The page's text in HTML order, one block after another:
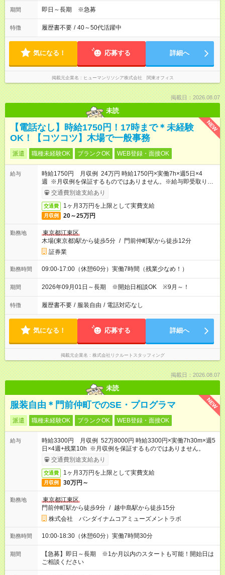
期間 即日～長期 ※急募
特徴 履歴書不要 / 40～50代活躍中
気になる！ 応募する 詳細へ
掲載元企業名 ヒューマンリソシア株式会社 関東オフィス
掲載日：2026.08.07
未読
NEW
【電話なし】時給1750円！17時まで＊未経験
OK！【コツコツ】木場で一般事務
派遣 職種未経験OK ブランクOK WEB登録・面接OK
給与
時給1750円 月収例 24万円 時給1750円×実働7h×週5日×4
週 ※月収例を保証するものではありません。※給与即受取りサ
ービス利用可（利用条件有）
交通費別途支給あり
交通費 1ヶ月3万円を上限として実費支給
月収例 20～25万円
勤務地
東京都江東区
木場(東京都)駅から徒歩5分 / 門前仲町駅から徒歩12分
証券業
勤務時間 09:00-17:00（休憩60分）実働7時間（残業少なめ！）
期間 2026年09月01日～長期 ※開始日相談OK ※9月～！
特徴 履歴書不要 / 服装自由 / 電話対応なし
気になる！ 応募する 詳細へ
掲載元企業名 株式会社リクルートスタッフィング
掲載日：2026.08.07
未読
NEW
服装自由＊門前仲町でのSE・プログラマ
派遣 職種未経験OK ブランクOK WEB登録・面接OK
給与
時給3300円 月収例 52万8000円 時給3300円×実働7h30m×週5
日×4週+残業10h ※月収例を保証するものではありません。
交通費別途支給あり
交通費 1ヶ月3万円を上限として実費支給
月収例 30万円～
勤務地
東京都江東区
門前仲町駅から徒歩9分 / 越中島駅から徒歩15分
株式会社 バンダイナムコアミューズメントラボ
勤務時間 10:00-18:30（休憩60分）実働7時間30分
期間
【急募】即日～長期 ※1か月以内のスタートも可能！開始日は
ご相談ください